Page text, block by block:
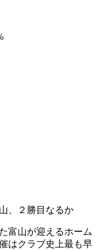
、２勝目なるか
富山が迎えるホーム
はクラブ史上最も早